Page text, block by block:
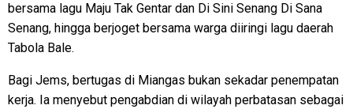
bersama lagu Maju Tak Gentar dan Di Sini Senang Di Sana
Senang, hingga berjoget bersama warga diiringi lagu daerah
Tabola Bale.
Bagi Jems, bertugas di Miangas bukan sekadar penempatan
kerja. Ia menyebut pengabdian di wilayah perbatasan sebagai